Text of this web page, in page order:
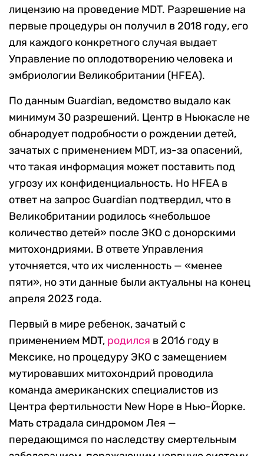
лицензию на проведение MDT. Разрешение на
первые процедуры он получил в 2018 году, его
для каждого конкретного случая выдает
Управление по оплодотворению человека и
эмбриологии Великобритании (HFEA).
По данным Guardian, ведомство выдало как
минимум 30 разрешений. Центр в Ньюкасле не
обнародует подробности о рождении детей,
зачатых с применением MDT, из-за опасений,
что такая информация может поставить под
угрозу их конфиденциальность. Но HFEA в
ответ на запрос Guardian подтвердил, что в
Великобритании родилось «небольшое
количество детей» после ЭКО с донорскими
митохондриями. В ответе Управления
уточняется, что их численность — «менее
пяти», но эти данные были актуальны на конец
апреля 2023 года.
Первый в мире ребенок, зачатый с
применением MDT, родился в 2016 году в
Мексике, но процедуру ЭКО с замещением
мутировавших митохондрий проводила
команда американских специалистов из
Центра фертильности New Hope в Нью-Йорке.
Мать страдала синдромом Лея —
передающимся по наследству смертельным